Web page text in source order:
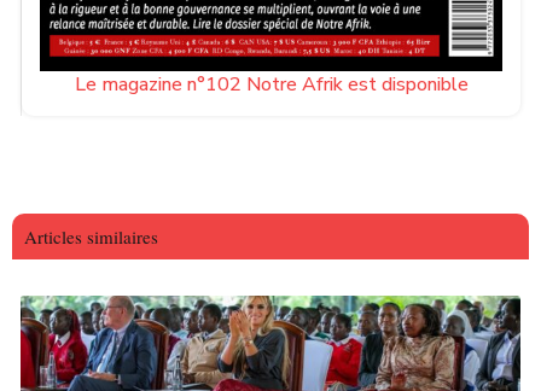
Le magazine n°102 Notre Afrik est disponible
Articles similaires